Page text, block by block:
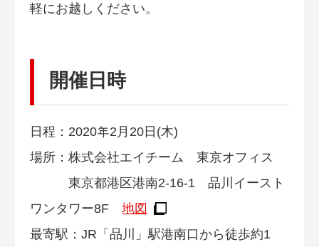
軽にお越しください。
開催日時
日程：2020年2月20日(木)
場所：株式会社エイチーム 東京オフィス
東京都港区港南2-16-1 品川イースト
ワンタワー8F 地図
最寄駅：JR「品川」駅港南口から徒歩約1